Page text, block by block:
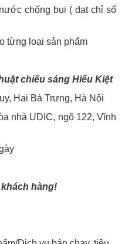
chống bụi ( dạt chỉ số
từng loại sản phẩm
chiếu sáng Hiếu Kiệt
Hai Bà Trưng, Hà Nội
nhà UDIC, ngõ 122, Vĩnh
hàng!